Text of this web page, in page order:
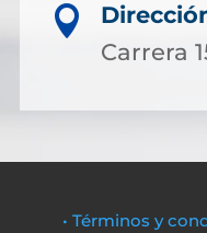

Carrera
• Términos y